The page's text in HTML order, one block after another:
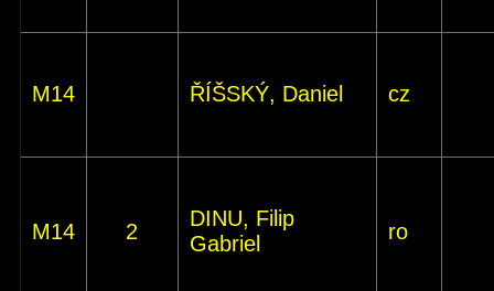
M14 ŘÍŠSKÝ, Daniel cz
M14 2
DINU, Filip
Gabriel
ro